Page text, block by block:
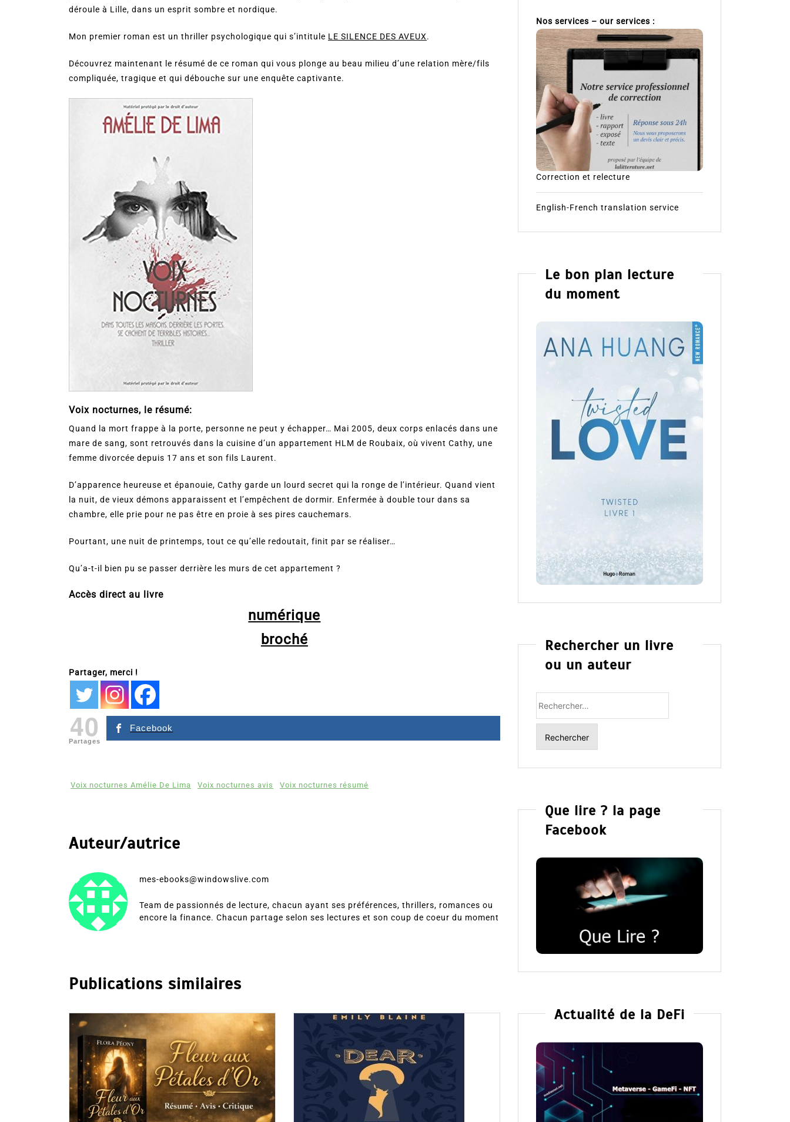
déroule à Lille, dans un esprit sombre et nordique.
Mon premier roman est un thriller psychologique qui s’intitule LE SILENCE DES AVEUX.
Découvrez maintenant le résumé de ce roman qui vous plonge au beau milieu d’une relation mère/fils
compliquée, tragique et qui débouche sur une enquête captivante.
Voix nocturnes, le résumé:
Quand la mort frappe à la porte, personne ne peut y échapper… Mai 2005, deux corps enlacés dans une
mare de sang, sont retrouvés dans la cuisine d’un appartement HLM de Roubaix, où vivent Cathy, une
femme divorcée depuis 17 ans et son fils Laurent.
D’apparence heureuse et épanouie, Cathy garde un lourd secret qui la ronge de l’intérieur. Quand vient
la nuit, de vieux démons apparaissent et l’empêchent de dormir. Enfermée à double tour dans sa
chambre, elle prie pour ne pas être en proie à ses pires cauchemars.
Pourtant, une nuit de printemps, tout ce qu’elle redoutait, finit par se réaliser…
Qu’a-t-il bien pu se passer derrière les murs de cet appartement ?
Accès direct au livre
numérique
broché
Partager, merci !
40
Partages
Facebook
Voix nocturnes Amélie De Lima Voix nocturnes avis Voix nocturnes résumé
Auteur/autrice
mes-ebooks@windowslive.com
Team de passionnés de lecture, chacun ayant ses préférences, thrillers, romances ou
encore la finance. Chacun partage selon ses lectures et son coup de coeur du moment
Publications similaires
Dans Romance
Nos services – our services :
Correction et relecture
English-French translation service
Le bon plan lecture
du moment
Rechercher un livre
ou un auteur
Que lire ? la page
Facebook
Actualité de la DeFi